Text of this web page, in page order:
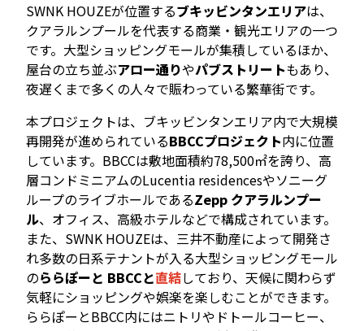
SWNK HOUZEが位置するブキッビンタンエリアは、
クアラルンプールを代表する商業・観光エリアの一つ
です。大型ショッピングモールが集積しているほか、
屋台の立ち並ぶアロー通りやパブストリートもあり、
夜遅くまで多くの人々で賑わっている繁華街です。
本プロジェクトは、ブキッビンタンエリア内で大規模
再開発が進められているBBCCプロジェクト内に位置
しています。BBCCは敷地面積約78,500㎡を誇り、高
層コンドミニアムのLucentia residencesやソニーグ
ループのライブホールであるZepp クアラルンプー
ル、オフィス、高級ホテルなどで構成されています。
また、SWNK HOUZEは、三井不動産によって開発さ
れ多数の日系テナントが入る大型ショッピングモール
のららぽーと BBCCと直結しており、天候に関わらず
気軽にショッピングや娯楽を楽しむことができます。
ららぽーとBBCC内にはニトリやドトールコーヒー、